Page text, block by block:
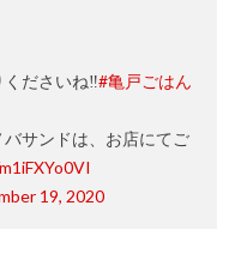
ださいね‼️#亀戸ごはん
サンドは、お店にてご
19, 2020